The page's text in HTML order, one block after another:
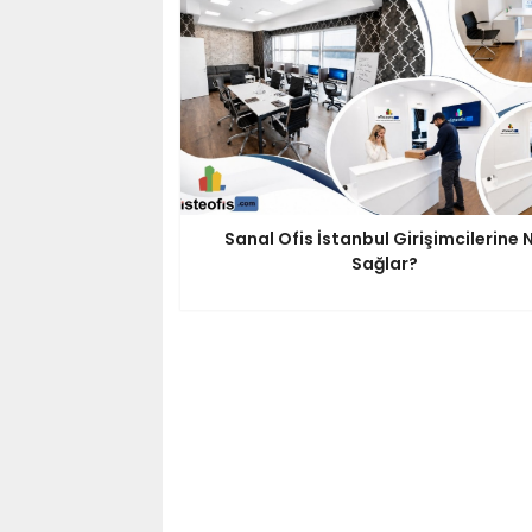
Sanal Ofis İstanbul Girişimcilerine
Sağlar?